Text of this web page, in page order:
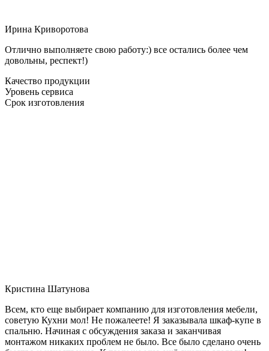
Ирина Криворотова
Отлично выполняете свою работу:) все остались более чем
довольны, респект!)
Качество продукции
Уровень сервиса
Срок изготовления
Кристина Шатунова
Всем, кто еще выбирает компанию для изготовления мебели,
советую Кухни мол! Не пожалеете! Я заказывала шкаф-купе в
спальню. Начиная с обсуждения заказа и заканчивая
монтажом никаких проблем не было. Все было сделано очень